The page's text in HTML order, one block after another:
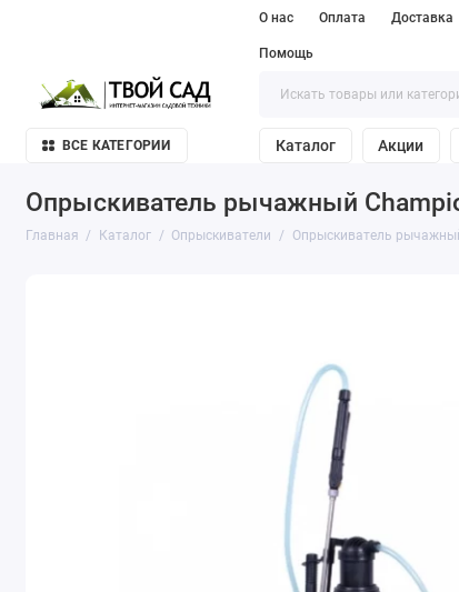
О нас Оплата Доставка
Помощь
ВСЕ КАТЕГОРИИ Каталог Акции
Опрыскиватель рычажный
Главная Каталог Опрыскиватели Опрыскиватель